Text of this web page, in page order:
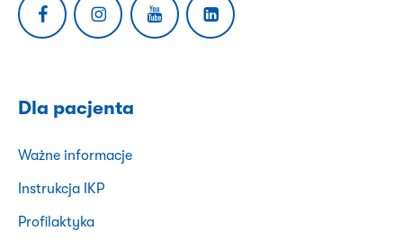
Dla pacjenta
Ważne informacje
Instrukcja IKP
Profilaktyka